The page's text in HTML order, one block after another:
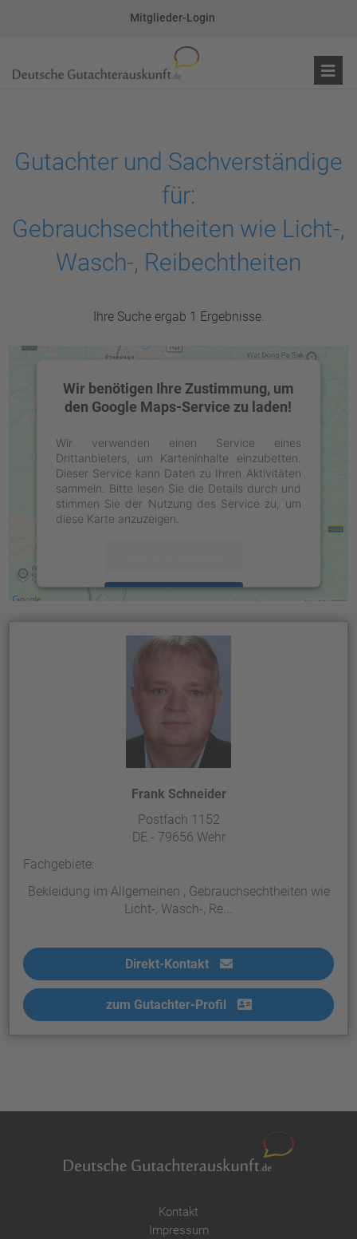
Mitglieder-Login
Gutachter und Sachverständige
für:
Gebrauchsechtheiten wie Licht-,
Wasch-, Reibechtheiten
Ihre Suche ergab 1 Ergebnisse.
Wir benötigen Ihre Zustimmung, um
den Google Maps-Service zu laden!
Wir verwenden einen Service eines
Drittanbieters, um Karteninhalte einzubetten.
Dieser Service kann Daten zu Ihren Aktivitäten
sammeln. Bitte lesen Sie die Details durch und
stimmen Sie der Nutzung des Service zu, um
diese Karte anzuzeigen.
Management Platform &
Frank Schneider
Postfach 1152
DE - 79656 Wehr
Fachgebiete:
Bekleidung im Allgemeinen , Gebrauchsechtheiten wie
Licht-, Wasch-, Re...
Direkt-Kontakt
zum Gutachter-Profil
Kontakt
Impressum